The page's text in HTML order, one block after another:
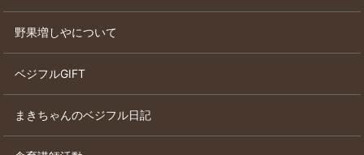
野果増しやについて
ベジフルGIFT
まきちゃんのベジフル日記